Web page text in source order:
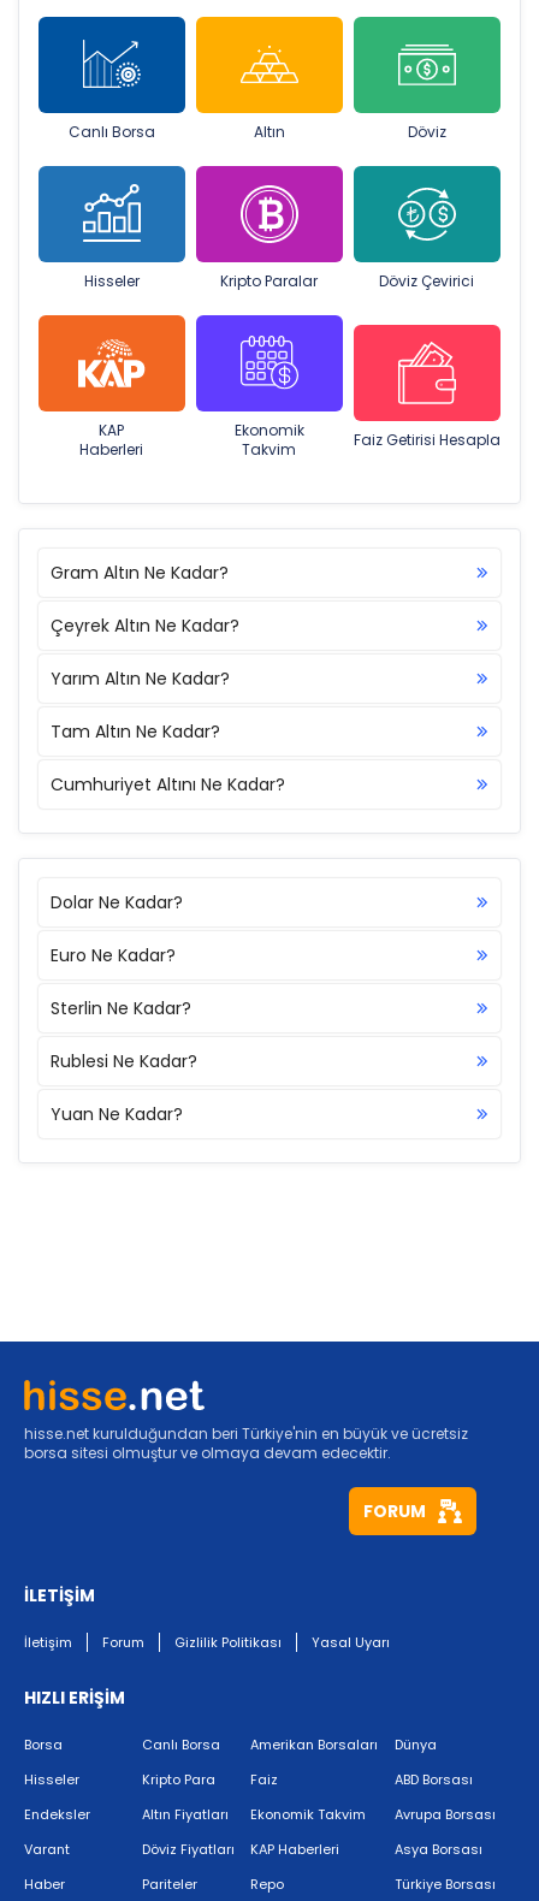
Canlı Borsa Altın Döviz
Hisseler Kripto Paralar Döviz Çevirici
KAP
Haberleri
Ekonomik
Takvim
Faiz Getirisi Hesapla
Gram Altın Ne Kadar?
Çeyrek Altın Ne Kadar?
Yarım Altın Ne Kadar?
Tam Altın Ne Kadar?
Cumhuriyet Altını Ne Kadar?
Dolar Ne Kadar?
Euro Ne Kadar?
Sterlin Ne Kadar?
Rublesi Ne Kadar?
Yuan Ne Kadar?
hisse.net kurulduğundan beri Türkiye'nin en büyük ve ücretsiz
borsa sitesi olmuştur ve olmaya devam edecektir.
FORUM
İLETİŞİM
İletişim Forum Gizlilik Politikası Yasal Uyarı
HIZLI ERİŞİM
Borsa
Hisseler
Endeksler
Varant
Haber
Canlı Borsa
Kripto Para
Altın Fiyatları
Döviz Fiyatları
Pariteler
Amerikan Borsaları
Faiz
Ekonomik Takvim
KAP Haberleri
Repo
Dünya
ABD Borsası
Avrupa Borsası
Asya Borsası
Türkiye Borsası